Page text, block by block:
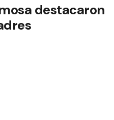
destacaron